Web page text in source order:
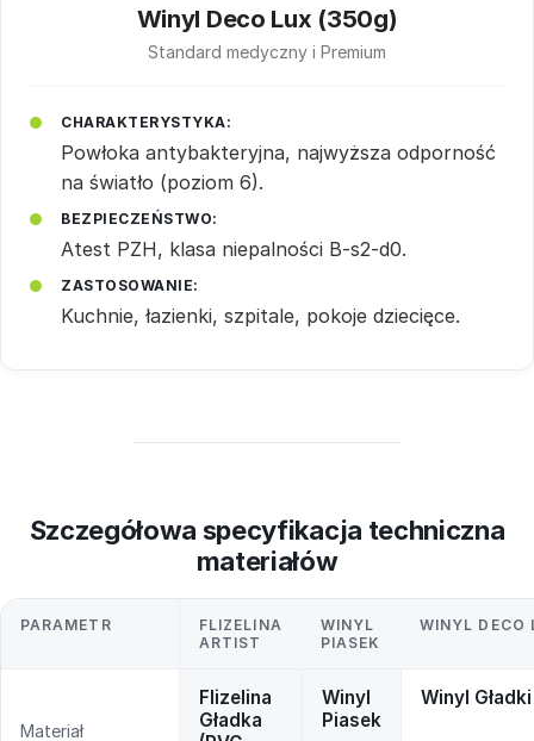
Winyl Deco Lux (350g)
Standard medyczny i Premium
CHARAKTERYSTYKA:
Powłoka antybakteryjna, najwyższa odporność
na światło (poziom 6).
BEZPIECZEŃSTWO:
Atest PZH, klasa niepalności B-s2-d0.
ZASTOSOWANIE:
Kuchnie, łazienki, szpitale, pokoje dziecięce.
Szczegółowa specyfikacja techniczna
materiałów
PARAMETR
FLIZELINA
ARTIST
WINYL
PIASEK
WINYL DECO
Materiał
Flizelina
Gładka
Winyl
Piasek
Winyl Gładki